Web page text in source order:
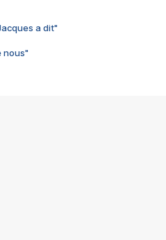
a dit"
nous"